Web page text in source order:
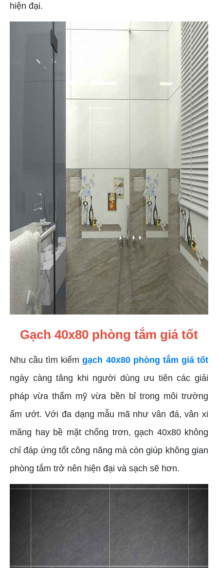
hiện đại.
Gạch 40x80 phòng tắm giá tốt
Nhu cầu tìm kiếmgạch 40x80 phòng tắm giá tốt
ngày càng tăng khi người dùng ưu tiên các giải
pháp vừa thẩm mỹ vừa bền bỉ trong môi trường
ẩm ướt. Với đa dạng mẫu mã như vân đá, vân xi
măng hay bề mặt chống trơn, gạch 40x80 không
chỉ đáp ứng tốt công năng mà còn giúp không gian
phòng tắm trở nên hiện đại và sạch sẽ hơn.